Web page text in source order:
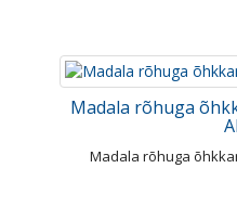
Madala rõhuga
Madala rõhuga